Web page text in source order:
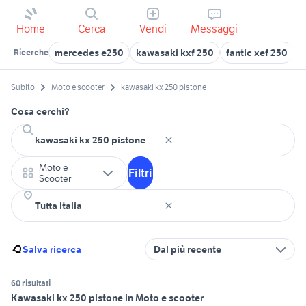
Home Cerca Vendi Messaggi
Ricerche mercedes e250 kawasaki kxf 250 fantic xef 250
Subito Moto e scooter kawasaki kx 250 pistone
Cosa cerchi?
Moto e
Scooter
Filtri
Salva ricerca Dal più recente
60 risultati
Kawasaki kx 250 pistone in Moto e scooter